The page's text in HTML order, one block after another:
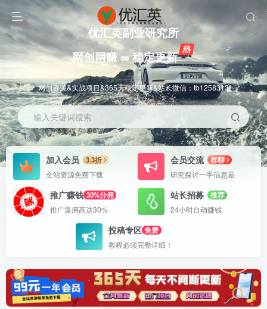
优汇英副业研究所
网创网赚 ∞ 稳定更新
网创资源&实战项目&365天稳定更新&站长微信：tb1258313
输入关键词搜索
加入会员
3.3折
全站资源免费下载
会员交流
群聊
研究探讨一手信息差
推广赚钱 30%分佣
推广返佣高达30%
站长招募
推荐
24小时自动赚钱
投稿专区 免费
教程必须完整详细！